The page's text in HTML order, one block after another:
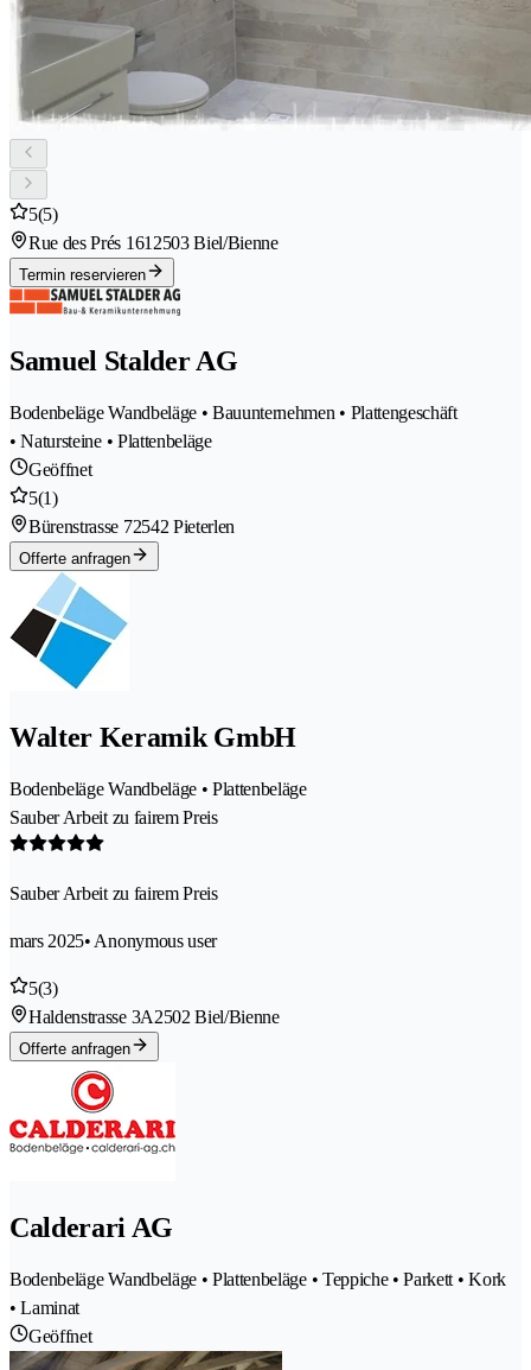
5(5)
Rue des Prés 161 2503 Biel/Bienne
Termin reservieren
Samuel Stalder AG
Bodenbeläge Wandbeläge • Bauunternehmen • Plattengeschäft
• Natursteine • Plattenbeläge
Geöffnet
5(1)
Bürenstrasse 72542 Pieterlen
Offerte anfragen
Walter Keramik GmbH
Bodenbeläge Wandbeläge • Plattenbeläge
Sauber Arbeit zu fairem Preis
Sauber Arbeit zu fairem Preis
mars 2025• Anonymous user
5(3)
Haldenstrasse 3A2502 Biel/Bienne
Offerte anfragen
Calderari AG
Bodenbeläge Wandbeläge • Plattenbeläge • Teppiche • Parkett • Kork
• Laminat
Geöffnet